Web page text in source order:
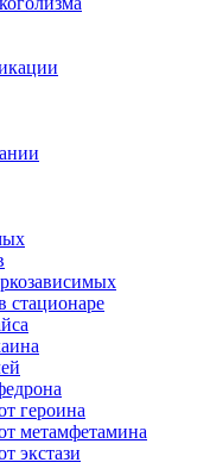
стационаре
героина
метамфетамина
экстази